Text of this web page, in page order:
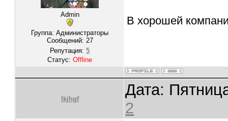
Admin
Группа: Администраторы
Сообщений: 27
Репутация:5
Статус:Offline
В хорошей
lkjhgf
Дата:
2